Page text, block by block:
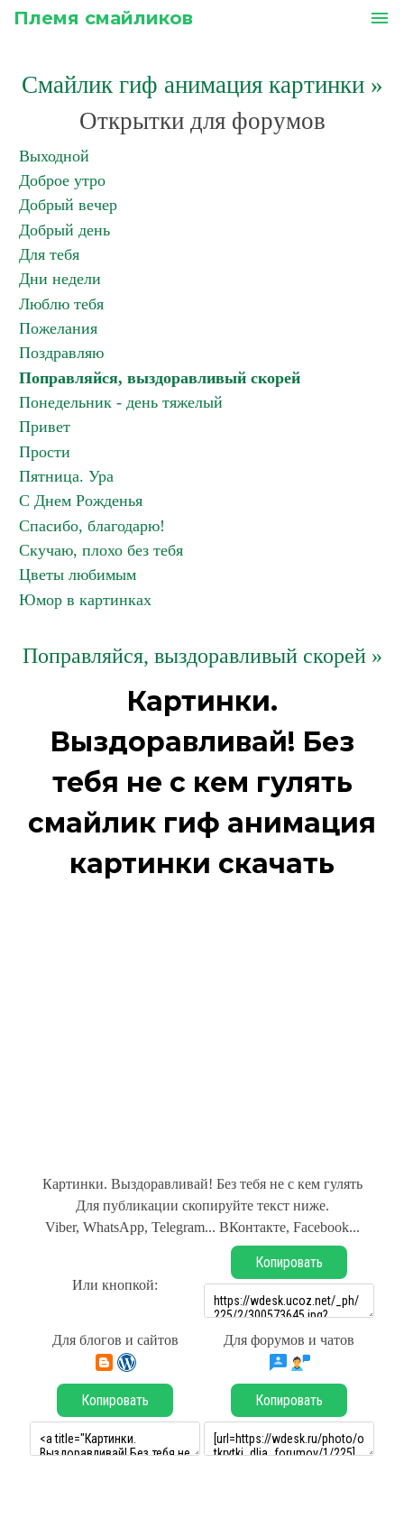
Племя смайликов menu
Смайлик гиф анимация картинки»
Открытки для форумов
Выходной
Доброе утро
Добрый вечер
Добрый день
Для тебя
Дни недели
Люблю тебя
Пожелания
Поздравляю
Поправляйся, выздоравливый скорей
Понедельник - день тяжелый
Привет
Прости
Пятница. Ура
С Днем Рожденья
Спасибо, благодарю!
Скучаю, плохо без тебя
Цветы любимым
Юмор в картинках
Поправляйся, выздоравливый скорей »
Картинки.
Выздоравливай! Без
тебя не с кем гулять
смайлик гиф анимация
картинки скачать
Картинки. Выздоравливай! Без тебя не с кем гулять
Для публикации скопируйте текст ниже.
Viber, WhatsApp, Telegram... ВКонтакте, Facebook...
Или кнопкой:
Копировать
Для блогов и сайтов Для форумов и чатов
Копировать Копировать